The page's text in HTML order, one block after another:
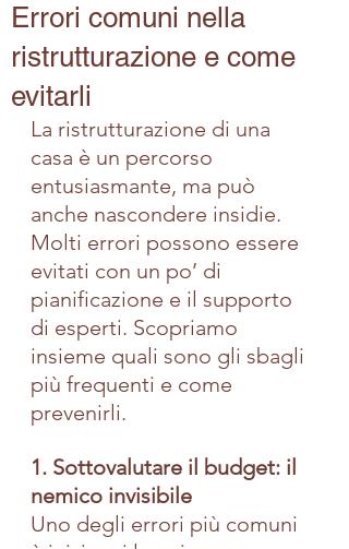
Errori comuni nella
ristrutturazione e come
evitarli
La ristrutturazione di una
casa è un percorso
entusiasmante, ma può
anche nascondere insidie.
Molti errori possono essere
evitati con un po’ di
pianificazione e il supporto
di esperti. Scopriamo
insieme quali sono gli sbagli
più frequenti e come
prevenirli.
1. Sottovalutare il budget: il
nemico invisibile
Uno degli errori più comuni